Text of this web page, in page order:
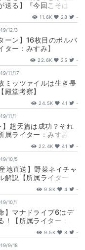
送る】『今回こそは当
事』〜お願い信じて〜
11.6K 28 -
12/3
ーン】16枚目のボルバ
ター：みすみ】
22.6K 25 -
11/17
ミッツァイルは生き長
殿堂考察】
24.5K 41 -
11/1
】超天篇は成功？それ
属ライター：みすみ】
22.4K 41 -
10/5
地直送】野菜ネイチャ
解説【所属ライター：
9.8K 4 -
10/1
】マナドライブ6はデ
！【所属ライター：み
9.5K 8 -
9/18